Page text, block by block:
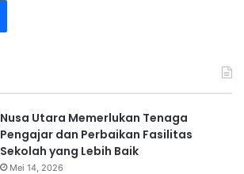
Nusa Utara Memerlukan Tenaga
Pengajar dan Perbaikan Fasilitas
Sekolah yang Lebih Baik
Mei 14, 2026